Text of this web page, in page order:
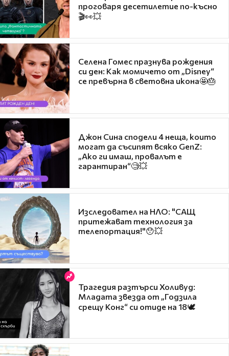
проговаря десетилетие по-късно
🎬👀💥
Селена Гомес празнува рождения
си ден: Как момичето от „Disney“
се превърна в световна икона🤩🎂
Джон Сина сподели 4 неща, които
могат да съсипят всяко GenZ:
„Ако ги имаш, провалът е
гарантиран“🧐💥
Изследовател на НЛО: "САЩ
притежават технология за
телепортация!"😯💥
Трагедия разтърси Холивуд:
Младата звезда от „Годзила
срещу Конг“ си отиде на 18🕊️